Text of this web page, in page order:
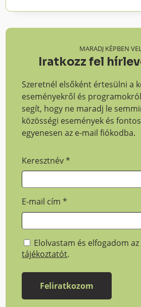
MARADJ KÉPBEN
Iratkozz fel
Szeretnél elsőként értesülni a
eseményekről és
segít, hogy ne maradj le
közösségi események és
egyenesen az e-mail fiókodba.
Keresztnév*
E-mail cím*
Elolvastam és elfogadom az
tájékoztatót.